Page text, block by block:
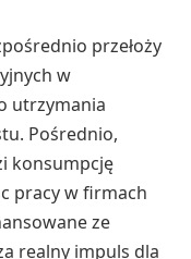
przełoży
w
utrzymania
Pośrednio,
konsumpcję
pracy w firmach
ze
realny impuls dla